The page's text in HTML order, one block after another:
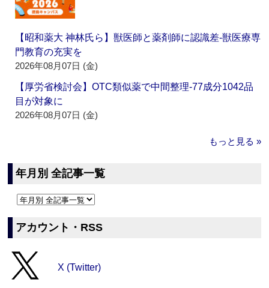
【昭和薬大 神林氏ら】獣医師と薬剤師に認識差‐獣医療専
門教育の充実を
2026年08月07日 (金)
【厚労省検討会】OTC類似薬で中間整理‐77成分1042品
目が対象に
2026年08月07日 (金)
もっと見る »
年月別 全記事一覧
アカウント・RSS
X (Twitter)